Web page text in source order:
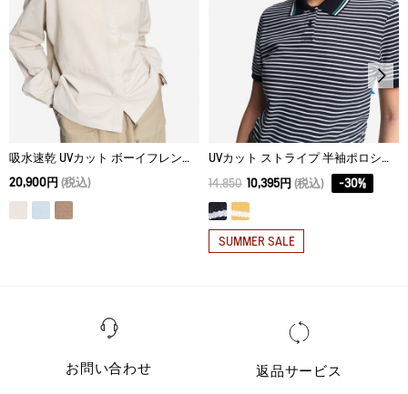
64.3 46
吸水速乾 UVカット ボーイフレンドシャツ
20,900円 (税込)
UVカット ストライプ 半袖ポロシャツ
14,850 10,395円 (税込) -30%
SUMMER SALE
お問い合わせ 返品サービス